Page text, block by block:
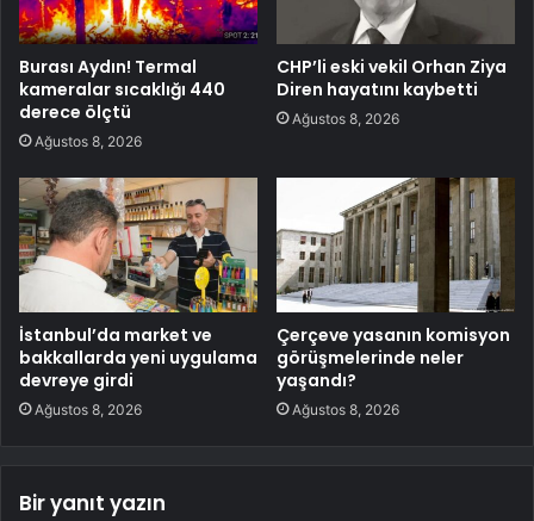
Burası Aydın! Termal
kameralar sıcaklığı 440
derece ölçtü
Ağustos 8, 2026
CHP’li eski vekil Orhan Ziya
Diren hayatını kaybetti
Ağustos 8, 2026
İstanbul’da market ve
bakkallarda yeni uygulama
devreye girdi
Ağustos 8, 2026
Çerçeve yasanın komisyon
görüşmelerinde neler
yaşandı?
Ağustos 8, 2026
Bir yanıt yazın